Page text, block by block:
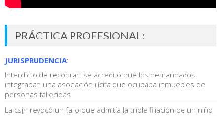
PRÁCTICA PROFESIONAL:
JURISPRUDENCIA:
Interdicto de recobrar: se acreditó que los demandados
integraban una asociación ilícita que ocupaba inmuebles de
personas fallecidas
La csjn revocó un fallo que admitía la triple filiación de un niño